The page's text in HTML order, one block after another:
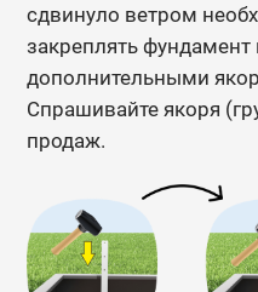
сдвинуло ветром
закреплять фундамент
дополнительными
Спрашивайте якоря
продаж.